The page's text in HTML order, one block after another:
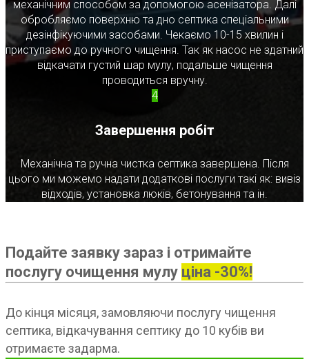
механічним способом за допомогою асенізатора. Далі
обробляємо поверхню та дно септика спеціальними
дезінфікуючими засобами. Чекаємо 10-15 хвилин і
приступаємо до ручного чищення. Так як насос не здатний
відкачати густий шар мулу, подальше чищення
проводиться вручну.
4
Завершення робіт
Механічна та ручна чистка септика завершена. Після
цього ми можемо надати додаткові послуги такі як: вивіз
відходів, установка люків, бетонування та ін.
Подайте заявку зараз і отримайте
послугу очищення мулу ціна -30%!
До кінця місяця, замовляючи послугу чищення
септика, відкачування септику до 10 кубів ви
отримаєте задарма.